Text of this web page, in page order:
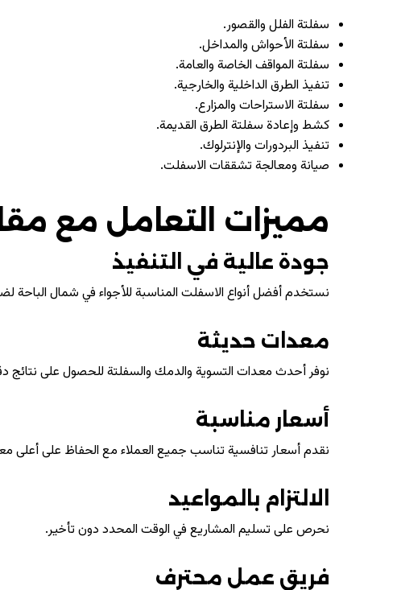
سفلتة الفلل والقصور.
سفلتة الأحواش والمداخل.
سفلتة المواقف الخاصة والعامة.
تنفيذ الطرق الداخلية والخارجية.
سفلتة الاستراحات والمزارع.
كشط وإعادة سفلتة الطرق القديمة.
تنفيذ البردورات والإنترلوك.
صيانة ومعالجة تشققات الاسفلت.
مميزات التعامل مع
جودة عالية في التنفيذ
نستخدم أفضل أنواع الاسفلت المناسبة للأجواء في شمال الباحة
معدات حديثة
نوفر أحدث معدات التسوية والدمك والسفلتة للحصول على نتائج
أسعار مناسبة
نقدم أسعار تنافسية تناسب جميع العملاء مع الحفاظ على أعلى
الالتزام بالمواعيد
نحرص على تسليم المشاريع في الوقت المحدد دون تأخير.
فريق عمل محترف